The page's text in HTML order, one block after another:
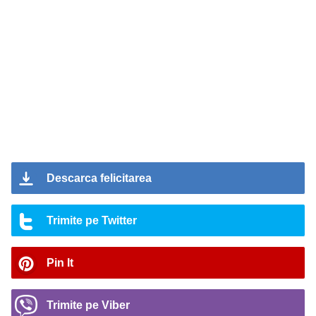
Descarca felicitarea
Trimite pe Twitter
Pin It
Trimite pe Viber